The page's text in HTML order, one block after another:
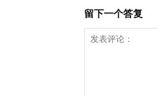
留下一个答复